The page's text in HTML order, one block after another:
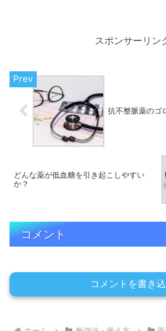
スポンサーリン
抗不整脈薬のゴ
どんな薬が低血糖を引き起こしやすい
か？
コメント
コメントを書き